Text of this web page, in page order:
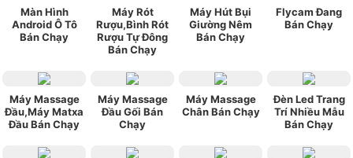
Màn Hình
Android Ô Tô
Bán Chạy
Máy Rót
Rượu,Bình Rót
Rượu Tự Đông
Bán Chạy
Máy Hút Bụi
Giường Nêm
Bán Chạy
Flycam Đang
Bán Chạy
Máy Massage
Đầu,Máy Matxa
Đầu Bán Chạy
Máy Massage
Đầu Gối Bán
Chạy
Máy Massage
Chân Bán Chạy
Đèn Led Trang
Trí Nhiều Mẫu
Bán Chạy